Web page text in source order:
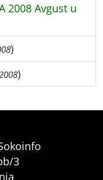
2008 Avgust u
)
)
3